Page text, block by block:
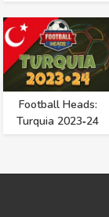
Football Heads:
Turquia 2023‑24